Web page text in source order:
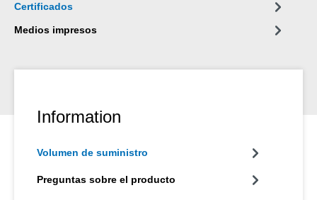
Certificados
Medios impresos
Information
Volumen de suministro
Preguntas sobre el producto